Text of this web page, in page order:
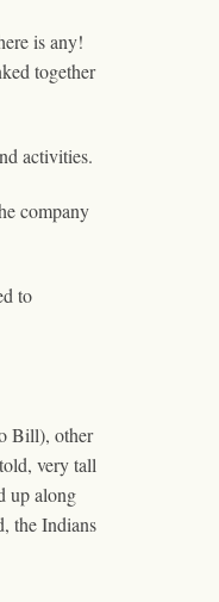
is any!
together
activities.
company
to
Bill), other
very tall
up along
the Indians